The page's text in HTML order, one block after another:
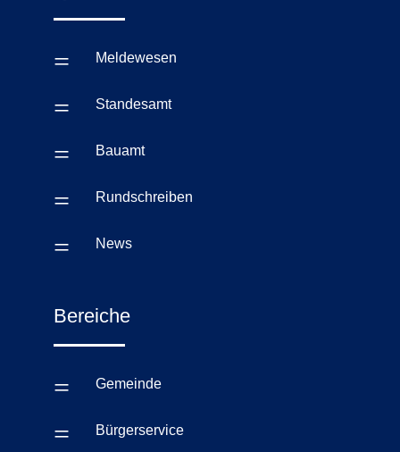
= Meldewesen
= Standesamt
= Bauamt
= Rundschreiben
= News
Bereiche
= Gemeinde
= Bürgerservice